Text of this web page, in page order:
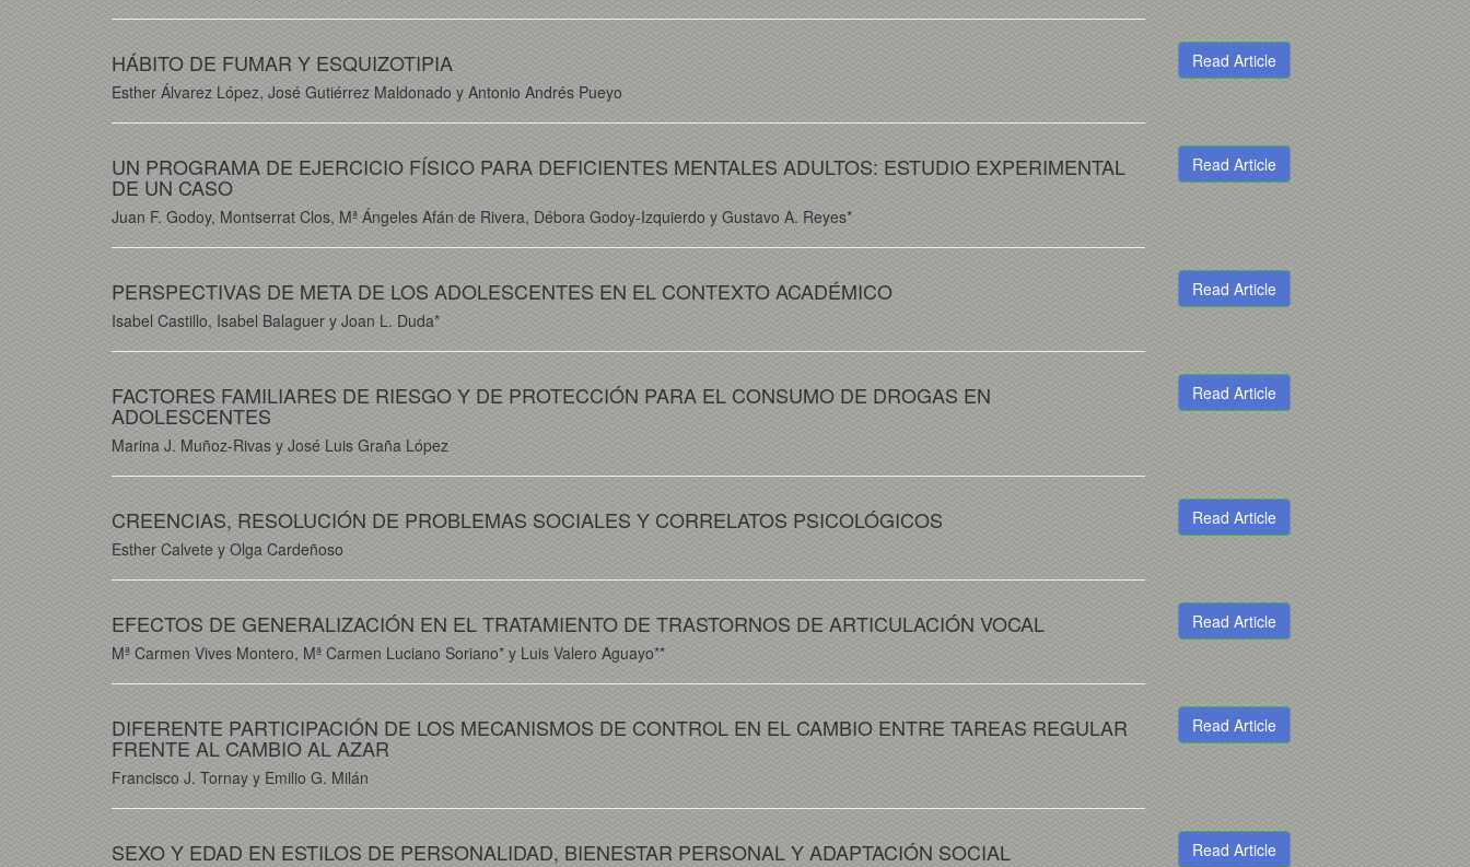
HÁBITO DE FUMAR Y ESQUIZOTIPIA
Esther Álvarez López, José Gutiérrez Maldonado y Antonio Andrés Pueyo
Read Article
UN PROGRAMA DE EJERCICIO FÍSICO PARA DEFICIENTES MENTALES ADULTOS: ESTUDIO EXPERIMENTAL
DE UN CASO
Juan F. Godoy, Montserrat Clos, Mª Ángeles Afán de Rivera, Débora Godoy-Izquierdo y Gustavo A. Reyes*
Read Article
PERSPECTIVAS DE META DE LOS ADOLESCENTES EN EL CONTEXTO ACADÉMICO
Isabel Castillo, Isabel Balaguer y Joan L. Duda*
Read Article
FACTORES FAMILIARES DE RIESGO Y DE PROTECCIÓN PARA EL CONSUMO DE DROGAS EN
ADOLESCENTES
Marina J. Muñoz-Rivas y José Luis Graña López
Read Article
CREENCIAS, RESOLUCIÓN DE PROBLEMAS SOCIALES Y CORRELATOS PSICOLÓGICOS
Esther Calvete y Olga Cardeñoso
Read Article
EFECTOS DE GENERALIZACIÓN EN EL TRATAMIENTO DE TRASTORNOS DE ARTICULACIÓN VOCAL
Mª Carmen Vives Montero, Mª Carmen Luciano Soriano* y Luis Valero Aguayo**
Read Article
DIFERENTE PARTICIPACIÓN DE LOS MECANISMOS DE CONTROL EN EL CAMBIO ENTRE TAREAS REGULAR
FRENTE AL CAMBIO AL AZAR
Francisco J. Tornay y Emilio G. Milán
Read Article
SEXO Y EDAD EN ESTILOS DE PERSONALIDAD, BIENESTAR PERSONAL Y ADAPTACIÓN SOCIAL Read Article